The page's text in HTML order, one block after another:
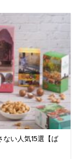
い人気15選【ば